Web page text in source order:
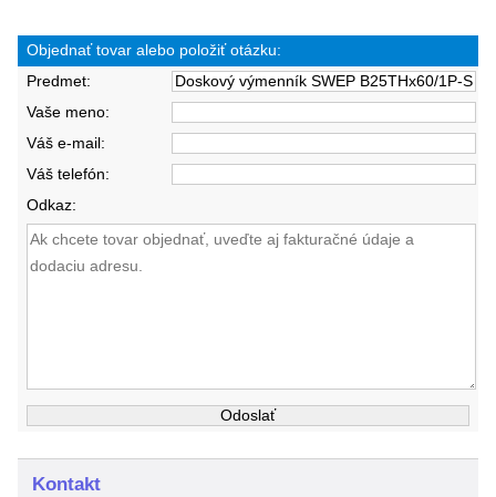
Objednať tovar alebo položiť otázku:
Predmet:
Vaše meno:
Váš e-mail:
Váš telefón:
Odkaz:
Kontakt